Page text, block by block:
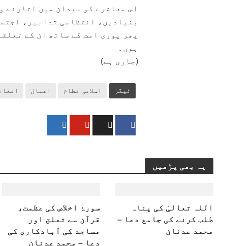
اس معاشرے کو میدان میں اتارنے
بنیادیں، انتظامی تدابیر،
پھر پوری امت کے ساتھ ان کے
ہوں۔
(جاری ہے)
ٹیگز اسلامی نظام اعمال
یہ بھی پڑھیں
اللہ تعالیٰ کی پناہ
طلب کرنے کی جامع دعا –
محمد عدنان
سورۂ اخلاص کی عظمت،
قرآن سے تعلق اور
مساجد کی آبادکاری کی
دعا – محمد عدنان